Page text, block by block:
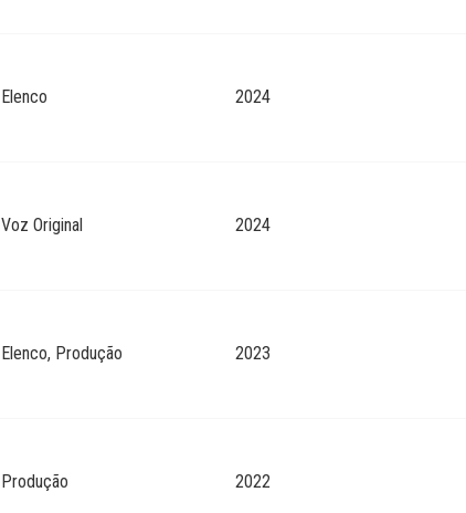
Elenco 2024
Voz Original 2024
Elenco, Produção 2023
Produção 2022